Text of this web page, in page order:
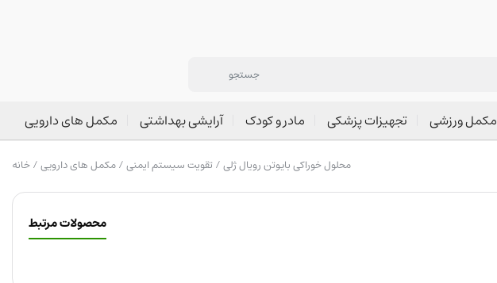
مکمل های دارویی آرایشی بهداشتی مادر و کودک تجهیزات پزشکی مکمل ورزشی
خانه/مکمل های دارویی/تقویت سیستم ایمنی / محلول خوراکی بایوتن رویال ژلی
محصولات مرتبط